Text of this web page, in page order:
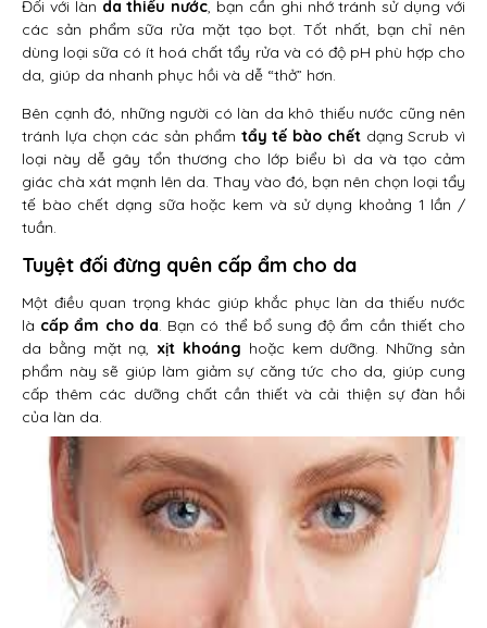
Đối với làn da thiếu nước, bạn cần ghi nhớ tránh sử dụng với
các sản phẩm sữa rửa mặt tạo bọt. Tốt nhất, bạn chỉ nên
dùng loại sữa có ít hoá chất tẩy rửa và có độ pH phù hợp cho
da, giúp da nhanh phục hồi và dễ “thở” hơn.
Bên cạnh đó, những người có làn da khô thiếu nước cũng nên
tránh lựa chọn các sản phẩm tẩy tế bào chếtdạng Scrub vì
loại này dễ gây tổn thương cho lớp biểu bì da và tạo cảm
giác chà xát mạnh lên da. Thay vào đó, bạn nên chọn loại tẩy
tế bào chết dạng sữa hoặc kem và sử dụng khoảng 1 lần /
tuần.
Tuyệt đối đừng quên cấp ẩm cho da
Một điều quan trọng khác giúp khắc phục làn da thiếu nước
là cấp ẩm cho da. Bạn có thể bổ sung độ ẩm cần thiết cho
da bằng mặt nạ, xịt khoáng hoặc kem dưỡng. Những sản
phẩm này sẽ giúp làm giảm sự căng tức cho da, giúp cung
cấp thêm các dưỡng chất cần thiết và cải thiện sự đàn hồi
của làn da.